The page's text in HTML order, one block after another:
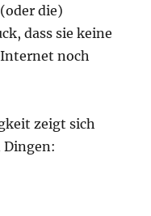
die)
dass sie keine
Internet noch
zeigt sich
Dingen: